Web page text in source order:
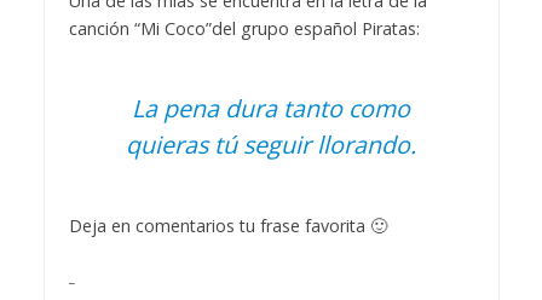
canción “Mi Coco”del grupo español Piratas:
La pena dura tanto como
quieras tú seguir llorando.
Deja en comentarios tu frase favorita 🙂